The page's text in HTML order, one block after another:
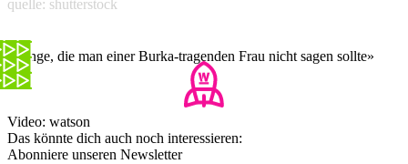
quelle: shutterstock
«Dinge, die man einer Burka-tragenden Frau nicht sagen sollte»
Video: watson
Das könnte dich auch noch interessieren:
Abonniere unseren Newsletter